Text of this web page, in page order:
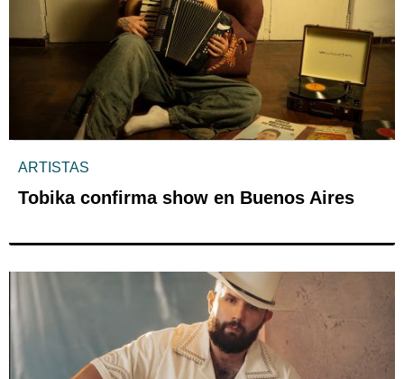
ARTISTAS
Tobika confirma show en Buenos Aires